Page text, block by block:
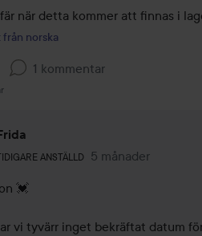
när detta kommer att finnas i
norska
1 kommentar
ANSTÄLLDroll: Tidigare anställd.
5 månader
Kommentaren lades
💓
vi tyvärr inget bekräftat datum